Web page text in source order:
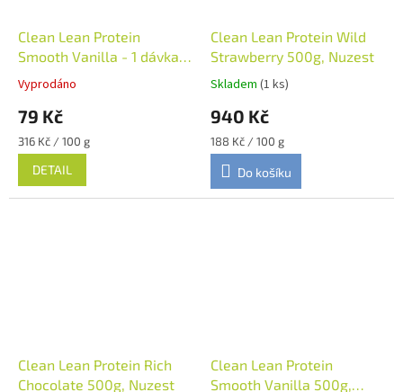
Clean Lean Protein
Smooth Vanilla - 1 dávka
25g, Nuzest
Vyprodáno
79 Kč
Měrná
cena:
316 Kč / 100 g
DETAIL
Clean Lean Protein Wild
Strawberry 500g, Nuzest
Skladem (1 ks)
940 Kč
Měrná
cena:
188 Kč / 100 g
Do košíku
Clean Lean Protein Rich
Chocolate 500g, Nuzest
Clean Lean Protein
Smooth Vanilla 500g,